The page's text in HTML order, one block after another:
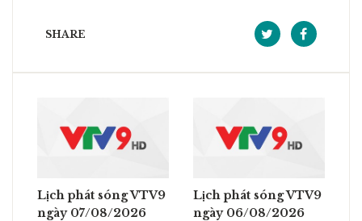
SHARE
Lịch phát sóng VTV9
ngày 07/08/2026
Lịch phát sóng VTV9
ngày 06/08/2026